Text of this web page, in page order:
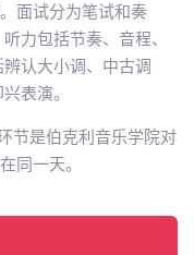
面试分为笔试和奏
力包括节奏、音程、
认大小调、中古调
表演。
节是伯克利音乐学院对
同一天。